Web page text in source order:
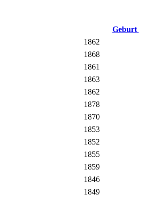
Geburt
1862
1868
1861
1863
1862
1878
1870
1853
1852
1855
1859
1846
1849